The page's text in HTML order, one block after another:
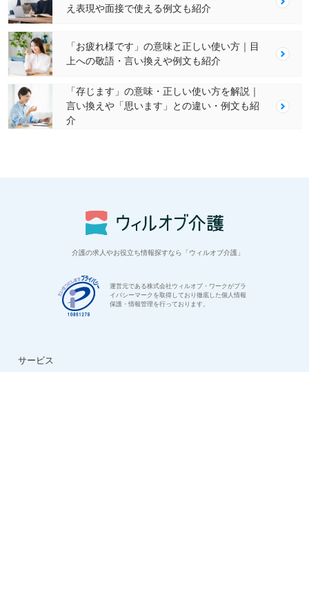
え表現や面接で使える例文も紹介
「お疲れ様です」の意味と正しい使い方｜目
上への敬語・言い換えや例文も紹介
「存じます」の意味・正しい使い方を解説｜
言い換えや「思います」との違い・例文も紹
介
介護の求人やお役立ち情報探すなら「ウィルオブ介護」
運営元である株式会社ウィルオブ・ワークがプラ
イバシーマークを取得しており徹底した個人情報
保護・情報管理を行っております。
サービス